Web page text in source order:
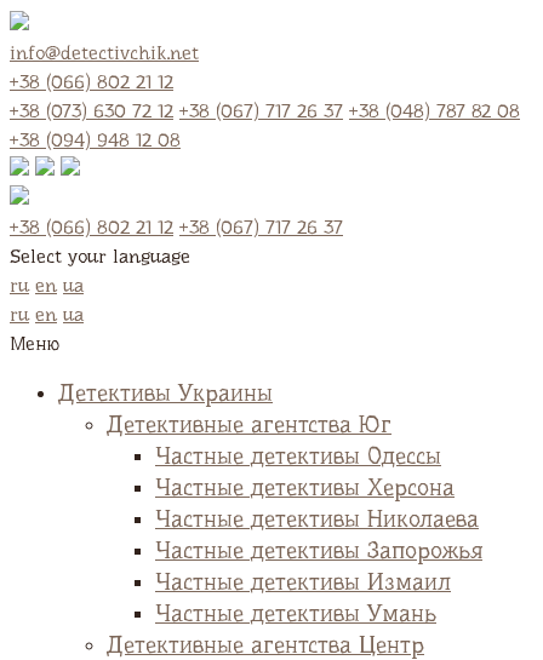
info@detectivchik.net
+38 (066) 802 21 12
+38 (073) 630 72 12 +38 (067) 717 26 37 +38 (048) 787 82 08
+38 (094) 948 12 08
+38 (066) 802 21 12 +38 (067) 717 26 37
Select your language
ru en ua
ru en ua
Меню
Детективы Украины
Детективные агентства Юг
Частные детективы Одессы
Частные детективы Херсона
Частные детективы Николаева
Частные детективы Запорожья
Частные детективы Измаил
Частные детективы Умань
Детективные агентства Центр